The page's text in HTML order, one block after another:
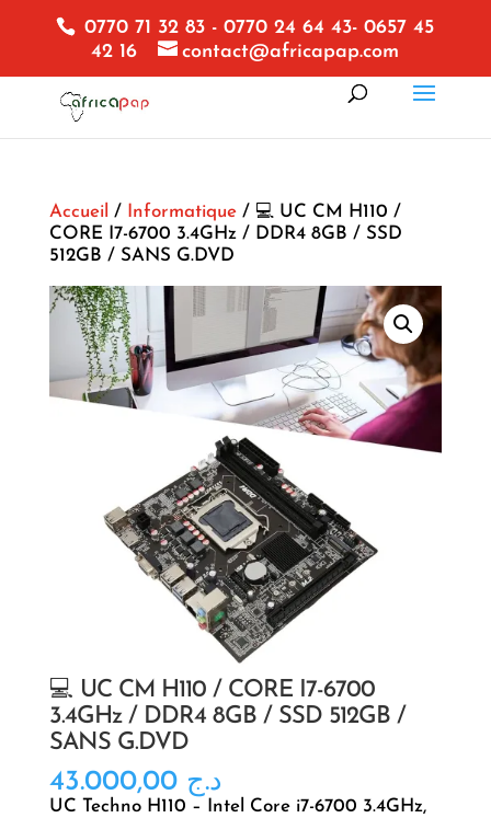
0770 71 32 83 - 0770 24 64 43- 0657 45
42 16
contact@africapap.com
Accueil / Informatique/ 💻 UC CM H110 /
CORE I7-6700 3.4GHz / DDR4 8GB / SSD
512GB / SANS G.DVD
💻 UC CM H110 / CORE I7-6700
3.4GHz / DDR4 8GB / SSD 512GB /
SANS G.DVD
د.ج 43.000,00
UC Techno H110 – Intel Core i7-6700 3.4GHz,